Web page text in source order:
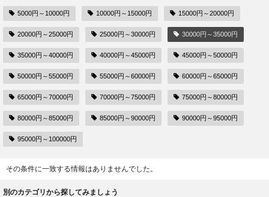
5000円～10000円 10000円～15000円 15000円～20000円
20000円～25000円 25000円～30000円 30000円～35000円
35000円～40000円 40000円～45000円 45000円～50000円
50000円～55000円 55000円～60000円 60000円～65000円
65000円～70000円 70000円～75000円 75000円～80000円
80000円～85000円 85000円～90000円 90000円～95000円
95000円～100000円
その条件に一致する情報はありませんでした。
別のカテゴリから探してみましょう